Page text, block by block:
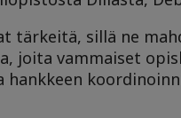
tärkeitä, sillä ne
joita vammaiset
hankkeen